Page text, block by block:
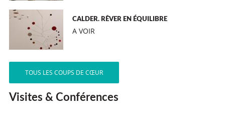
CALDER. RÊVER EN ÉQUILIBRE
A VOIR
TOUS LES COUPS DE CŒUR
Visites & Conférences